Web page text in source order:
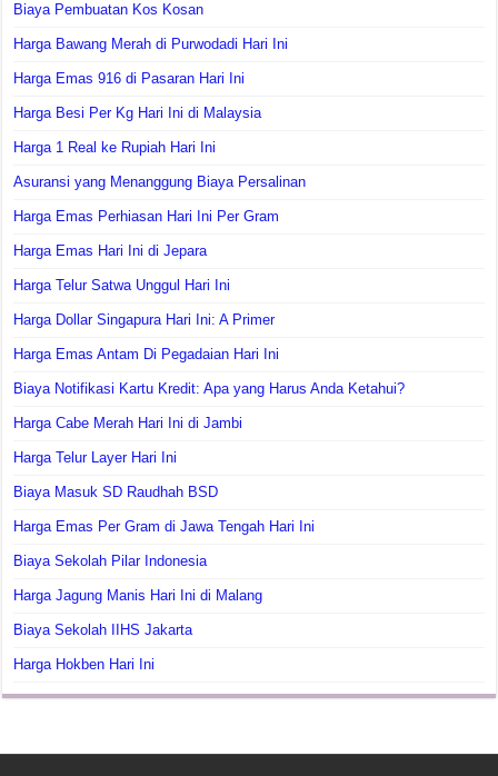
Biaya Pembuatan Kos Kosan
Harga Bawang Merah di Purwodadi Hari Ini
Harga Emas 916 di Pasaran Hari Ini
Harga Besi Per Kg Hari Ini di Malaysia
Harga 1 Real ke Rupiah Hari Ini
Asuransi yang Menanggung Biaya Persalinan
Harga Emas Perhiasan Hari Ini Per Gram
Harga Emas Hari Ini di Jepara
Harga Telur Satwa Unggul Hari Ini
Harga Dollar Singapura Hari Ini: A Primer
Harga Emas Antam Di Pegadaian Hari Ini
Biaya Notifikasi Kartu Kredit: Apa yang Harus Anda Ketahui?
Harga Cabe Merah Hari Ini di Jambi
Harga Telur Layer Hari Ini
Biaya Masuk SD Raudhah BSD
Harga Emas Per Gram di Jawa Tengah Hari Ini
Biaya Sekolah Pilar Indonesia
Harga Jagung Manis Hari Ini di Malang
Biaya Sekolah IIHS Jakarta
Harga Hokben Hari Ini